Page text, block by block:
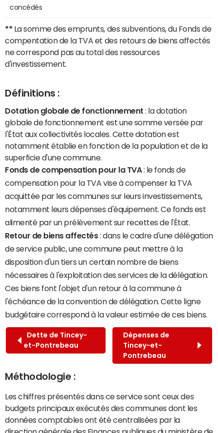
concédés
** La somme des emprunts, des subventions, du Fonds de
compentation de la TVA et des retours de biens affectés
ne correspond pas au total des ressources
d'investissement.
Définitions :
Dotation globale de fonctionnement : la dotation
globale de fonctionnement est une somme versée par
l'État aux collectivités locales. Cette dotation est
notamment établie en fonction de la population et de la
superficie d'une commune.
Fonds de compensation pour la TVA: le fonds de
compensation pour la TVA vise à compenser la TVA
acquittée par les communes sur leurs investissements,
notamment leurs dépenses d'équipement. Ce fonds est
alimenté par un prélèvement sur recettes de l'État.
Retour de biens affectés: dans le cadre d'une délégation
de service public, une commune peut mettre à la
disposition d'un tiers un certain nombre de biens
nécessaires à l'exploitation des services de la délégation.
Ces biens font l'objet d'un retour à la commune à
l'échéance de la convention de délégation. Cette ligne
budgétaire correspond à la valeur estimée de ces biens.
Dette de Tincey-
et-Pontrebeau
Dépenses de
Tincey-et-
Pontrebeau
Méthodologie :
Les chiffres présentés dans ce service sont ceux des
budgets principaux exécutés des communes dont les
données comptables ont été centralisées par la
direction générale des Finances publiques du ministère de